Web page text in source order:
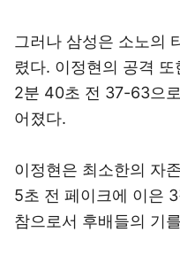
그러나 삼성은 소노의
렸다. 이정현의 공격
2분 40초 전 37-63으
어졌다.
이정현은 최소한의 자
5초 전 페이크에 이은
참으로서 후배들의 기